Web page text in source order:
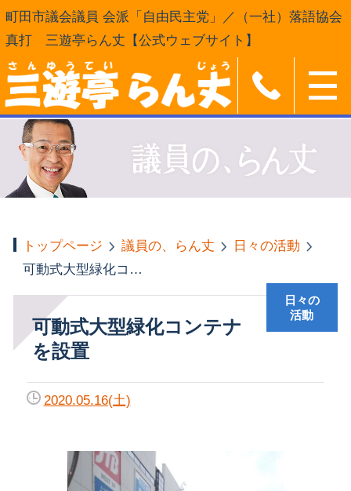
町田市議会議員 会派「自由民主党」／（一社）落語協会
真打 三遊亭らん丈【公式ウェブサイト】
トップページ 議員の、らん丈
日々の活動
可動式大型緑化コンテナを設置
可動式大型緑化コンテナ
を設置
日々の
活動
2020.05.16(土)